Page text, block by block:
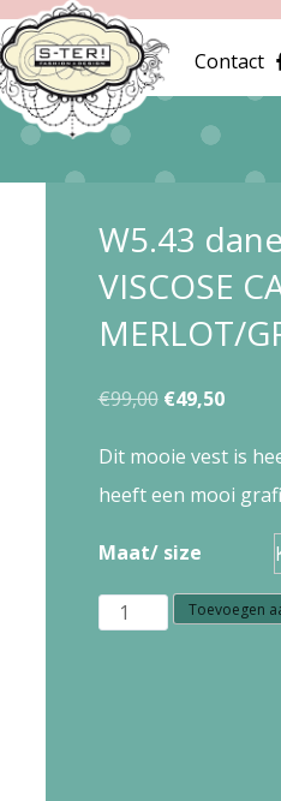
Contact
W5.43
VISCOSE
MERLOT/
€99,00 €49,50Huidige
€49,50.
Dit mooie vest is
heeft een mooi
Maat/ size
W5.43
Toevoegen